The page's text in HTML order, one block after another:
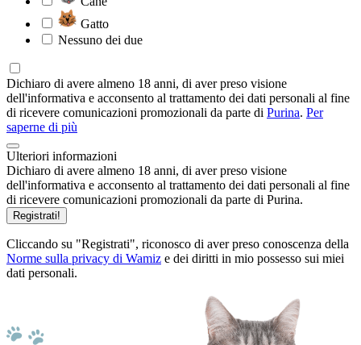
Gatto
Nessuno dei due
Dichiaro di avere almeno 18 anni, di aver preso visione
dell'informativa e acconsento al trattamento dei dati personali al fine
di ricevere comunicazioni promozionali da parte di Purina. Per
saperne di più
Ulteriori informazioni
Dichiaro di avere almeno 18 anni, di aver preso visione
dell'informativa e acconsento al trattamento dei dati personali al fine
di ricevere comunicazioni promozionali da parte di Purina.
Registrati!
Cliccando su "Registrati", riconosco di aver preso conoscenza della
Norme sulla privacy di Wamiz e dei diritti in mio possesso sui miei
dati personali.